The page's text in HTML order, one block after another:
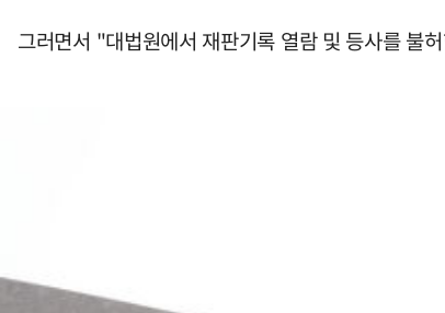
그러면서 "대법원에서 재판기록 열람 및 등사를 불